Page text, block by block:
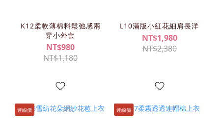
K12柔軟薄棉料鬆弛感兩
穿小外套
NT$980
NT$1,180
L10滿版小紅花細肩長洋
NT$1,980
NT$2,380
連線價 連線價